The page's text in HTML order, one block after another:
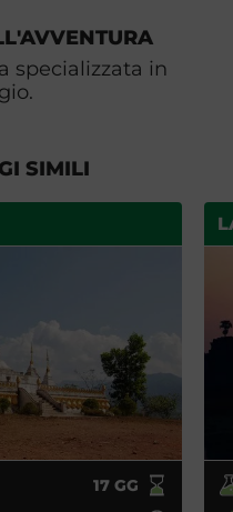
specializzata in
SIMILI
17 GG